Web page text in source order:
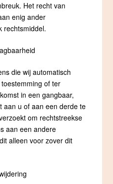
Het recht van
enig ander
rechtsmiddel.
die wij automatisch
of ter
in een gangbaar,
aan u of aan een derde te
om rechtstreekse
aan een andere
alleen voor zover dit